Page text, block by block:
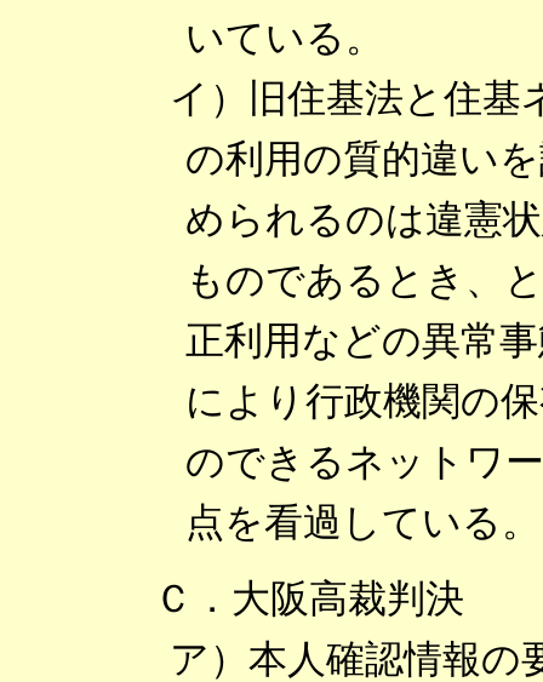
いている。
イ）旧住基法と住基
の利用の質的違い
められるのは違憲
ものであるとき、
正利用などの異常
により行政機関の
のできるネットワ
点を看過している。
Ｃ．大阪高裁判決
ア）本人確認情報の